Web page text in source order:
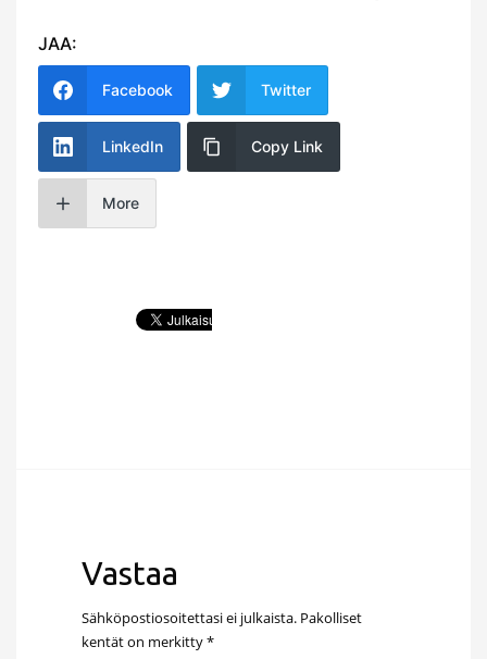
JAA:
Facebook Twitter
LinkedIn Copy Link
More
Vastaa
Sähköpostiosoitettasi ei julkaista. Pakolliset
kentät on merkitty*